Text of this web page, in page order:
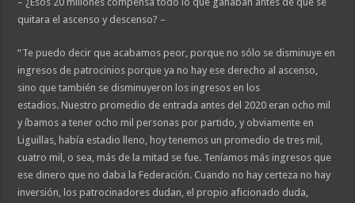
quitara el ascenso y descenso? –
“Te puedo decir que acabamos peor, porque no sólo se disminuye en
ingresos de patrocinios porque ya no hay ese derecho al ascenso,
sino que también se disminuyeron los ingresos en los
estadios. Nuestro promedio de entrada antes del 2020 eran ocho mil
y íbamos a tener ocho mil personas por partido, y obviamente en
Liguillas, había estadio lleno, hoy tenemos un promedio de tres mil,
cuatro mil, o sea, más de la mitad se fue. Teníamos más ingresos que
ese dinero que no daba la Federación. Cuando no hay certeza no hay
inversión, los patrocinadores dudan, el propio aficionado duda,